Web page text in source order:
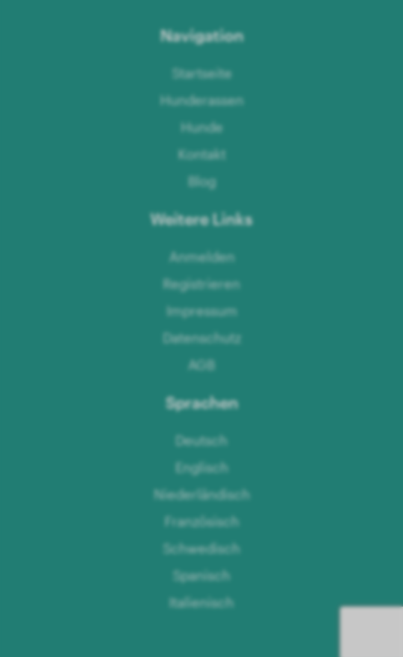
Navigation
Startseite
Hunderassen
Hunde
Kontakt
Blog
Weitere Links
Anmelden
Registrieren
Impressum
Datenschutz
AGB
Sprachen
Deutsch
Englisch
Niederländisch
Französisch
Schwedisch
Spanisch
Italienisch